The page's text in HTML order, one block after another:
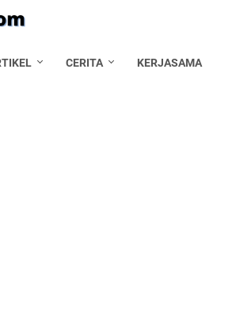
CERITA KERJASAMA